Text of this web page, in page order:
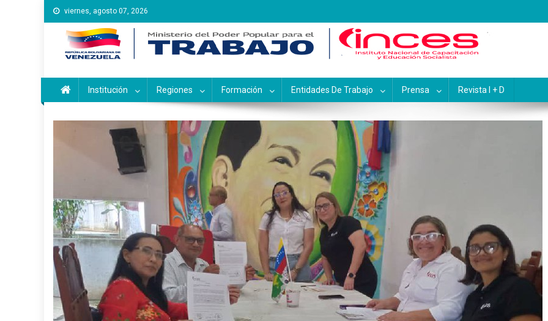
Saltar
al
contenido
viernes, agosto 07, 2026
Instituto Nacional de Capacitación y Educación
Inces
Institución Regiones Formación Entidades De Trabajo Prensa Revista I + D